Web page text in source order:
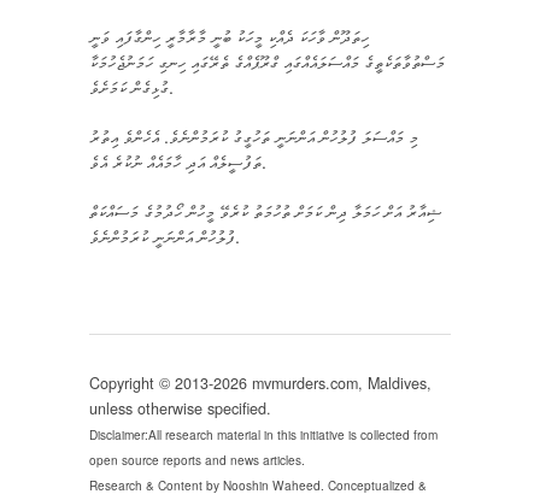
ހިތަދޫން ވާހަކަ ދެއްކި މީހަކު ބުނީ މާރާމާރީ ހިންގާފައި ވަނީ
މަސްތުވާތަކެތީގެ މައްސަލައެއްގައި ގްރޫޕެއްގެ ތެރޭގައި ހިނގި ހަމަނުޖެހުމަކާ
ގުޅިގެން ކަމަށެވެ.
މި މައްސަލަ ފުލުހުން އަންނަނީ ތަހުގީގު ކުރަމުންނެވެ. އެހެންވެ އިތުރު
ތަފުސީލެއް އަދި ހާމައެއް ނުކުރެ އެވެ.
ޝިއާރު އަށް ހަމަލާ ދިން ކަމަށް ތުހުމަތު ކުރެވޭ މީހުން ހޯދުމުގެ މަސައްކަތް
ފުލުހުން އަންނަނީ ކުރަމުންނެވެ.
Copyright © 2013-2026 mvmurders.com, Maldives,
unless otherwise specified.
Disclaimer:All research material in this initiative is collected from
open source reports and news articles.
Research & Content by Nooshin Waheed. Conceptualized &